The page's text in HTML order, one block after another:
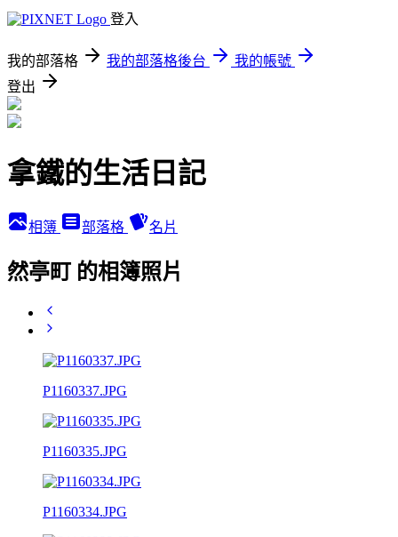
登入
我的部落格 我的部落格後台
我的帳號
登出
拿鐵的生活日記
相簿 部落格 名片
然亭町 的相簿照片
P1160337.JPG
P1160335.JPG
P1160334.JPG